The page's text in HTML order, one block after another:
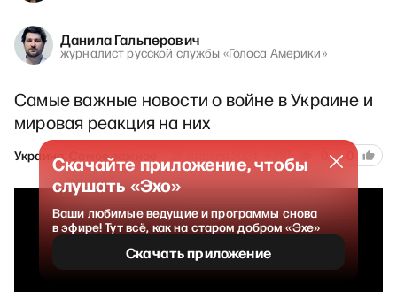
Данила Гальперович
журналист русской службы «Голоса Америки»
Самые важные новости о войне в Украине и
мировая реакция на них
Украина. Самое важное
Скачайте приложение, чтобы
слушать «Эхо»
Ваши любимые ведущие и программы снова
в эфире! Тут всё, как на старом добром «Эхе»
Скачать приложение